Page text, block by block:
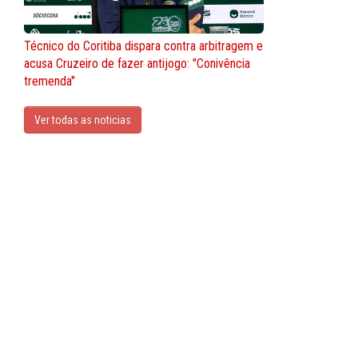
Técnico do Coritiba dispara contra arbitragem e
acusa Cruzeiro de fazer antijogo: "Conivência
tremenda"
Ver todas as noticias